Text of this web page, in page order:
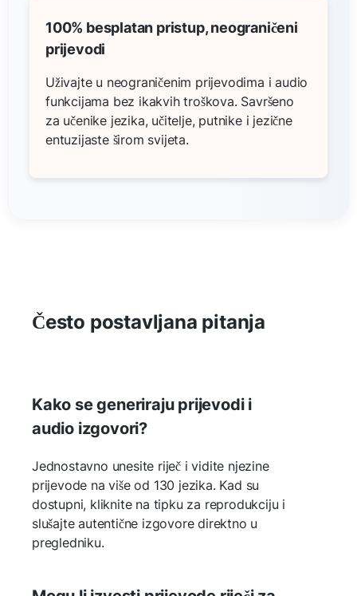
100% besplatan pristup, neograničeni
prijevodi
Uživajte u neograničenim prijevodima i audio
funkcijama bez ikakvih troškova. Savršeno
za učenike jezika, učitelje, putnike i jezične
entuzijaste širom svijeta.
Često postavljana pitanja
Kako se generiraju prijevodi i
audio izgovori?
Jednostavno unesite riječ i vidite njezine
prijevode na više od 130 jezika. Kad su
dostupni, kliknite na tipku za reprodukciju i
slušajte autentične izgovore direktno u
pregledniku.